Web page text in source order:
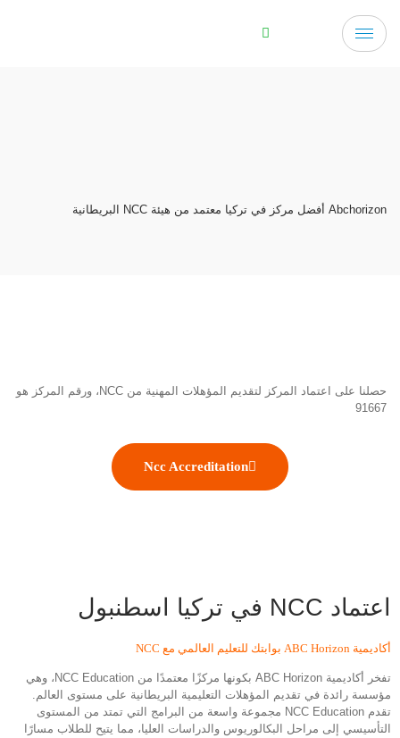
Abchorizon أفضل مركز في تركيا معتمد من هيئة NCC البريطانية
حصلنا على اعتماد المركز لتقديم المؤهلات المهنية من NCC، ورقم المركز هو
91667
Ncc Accreditation
اعتماد NCC في تركيا اسطنبول
أكاديمية ABC Horizon بوابتك للتعليم العالمي مع NCC
تفخر أكاديمية ABC Horizon بكونها مركزًا معتمدًا من NCC Education، وهي
مؤسسة رائدة في تقديم المؤهلات التعليمية البريطانية على مستوى العالم.
تقدم NCC Education مجموعة واسعة من البرامج التي تمتد من المستوى
التأسيسي إلى مراحل البكالوريوس والدراسات العليا، مما يتيح للطلاب مسارًا